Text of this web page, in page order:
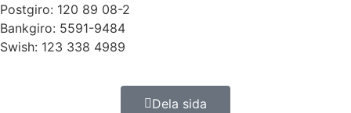
Postgiro: 120 89 08-2
Bankgiro: 5591-9484
Swish: 123 338 4989
Dela sida